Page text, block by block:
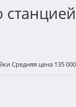
Средняя цена 135 000